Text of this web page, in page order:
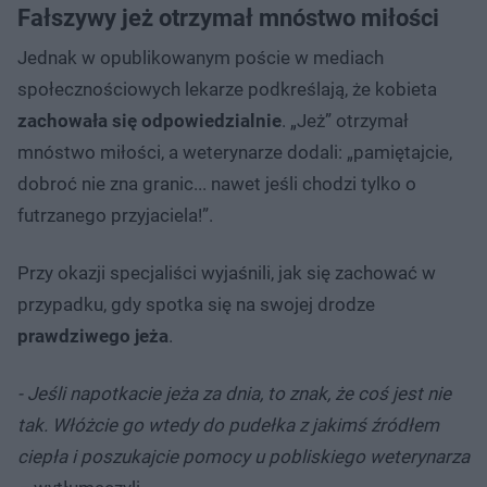
Fałszywy jeż otrzymał mnóstwo miłości
Jednak w opublikowanym poście w mediach
społecznościowych lekarze podkreślają, że kobieta
zachowała się odpowiedzialnie. „Jeż” otrzymał
mnóstwo miłości, a weterynarze dodali: „pamiętajcie,
dobroć nie zna granic... nawet jeśli chodzi tylko o
futrzanego przyjaciela!”.
Przy okazji specjaliści wyjaśnili, jak się zachować w
przypadku, gdy spotka się na swojej drodze
prawdziwego jeża.
- Jeśli napotkacie jeża za dnia, to znak, że coś jest nie
tak. Włóżcie go wtedy do pudełka z jakimś źródłem
ciepła i poszukajcie pomocy u pobliskiego weterynarza